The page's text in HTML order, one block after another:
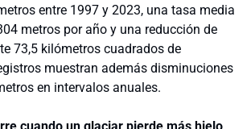
entre 1997 y 2023, una tasa media
metros por año y una reducción de
73,5 kilómetros cuadrados de
muestran además disminuciones
en intervalos anuales.